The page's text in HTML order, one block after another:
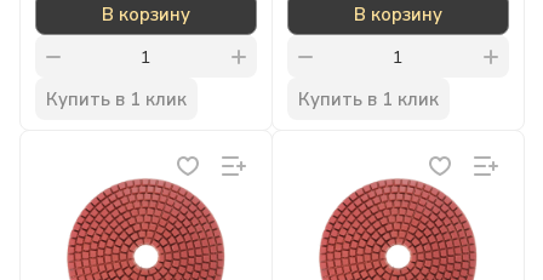
В корзину
Купить в 1 клик
В корзину
Купить в 1 клик